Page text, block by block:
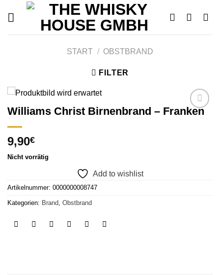
START / OBSTBRAND
FILTER
Williams Christ Birnenbrand – Franken
9,90€
Nicht vorrätig
Add to wishlist
Artikelnummer: 0000000008747
Kategorien: Brand, Obstbrand